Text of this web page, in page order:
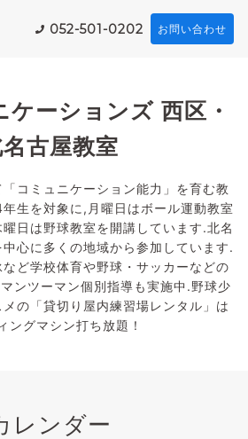
052-501-0202 お問い合わせ
ケーションズ 西区・
古屋教室
コミュニケーション能力」を育む教
生を対象に,月曜日はボール運動教室
日は野球教室を開講しています.北名
心に多くの地域から参加しています.
ど学校体育や野球・サッカーなどの
ンツーマン個別指導も実施中.野球少
の「貸切り屋内練習場レンタル」は
ングマシン打ち放題！
レンダー